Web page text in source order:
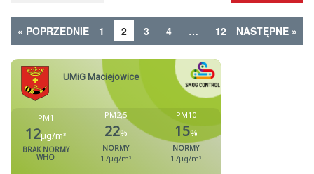
« POPRZEDNIE 1 2 3 4 … 12 NASTĘPNE »